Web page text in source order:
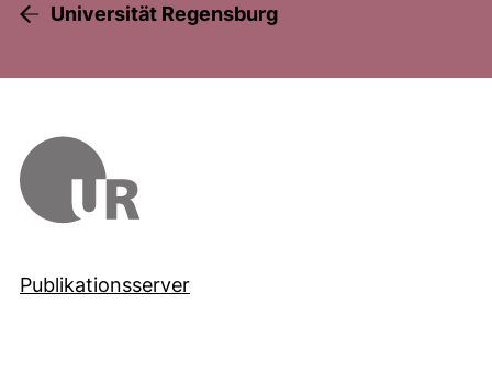
Universität Regensburg
Publikationsserver